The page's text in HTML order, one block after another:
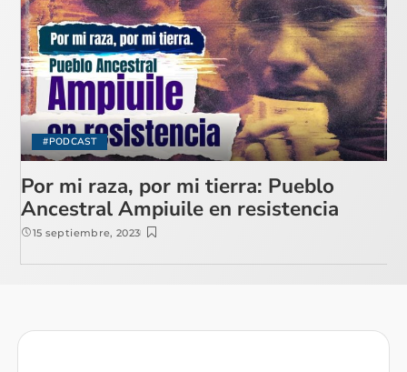
#PODCAST
Por mi raza, por mi tierra: Pueblo
Ancestral Ampiuile en resistencia
15 septiembre, 2023